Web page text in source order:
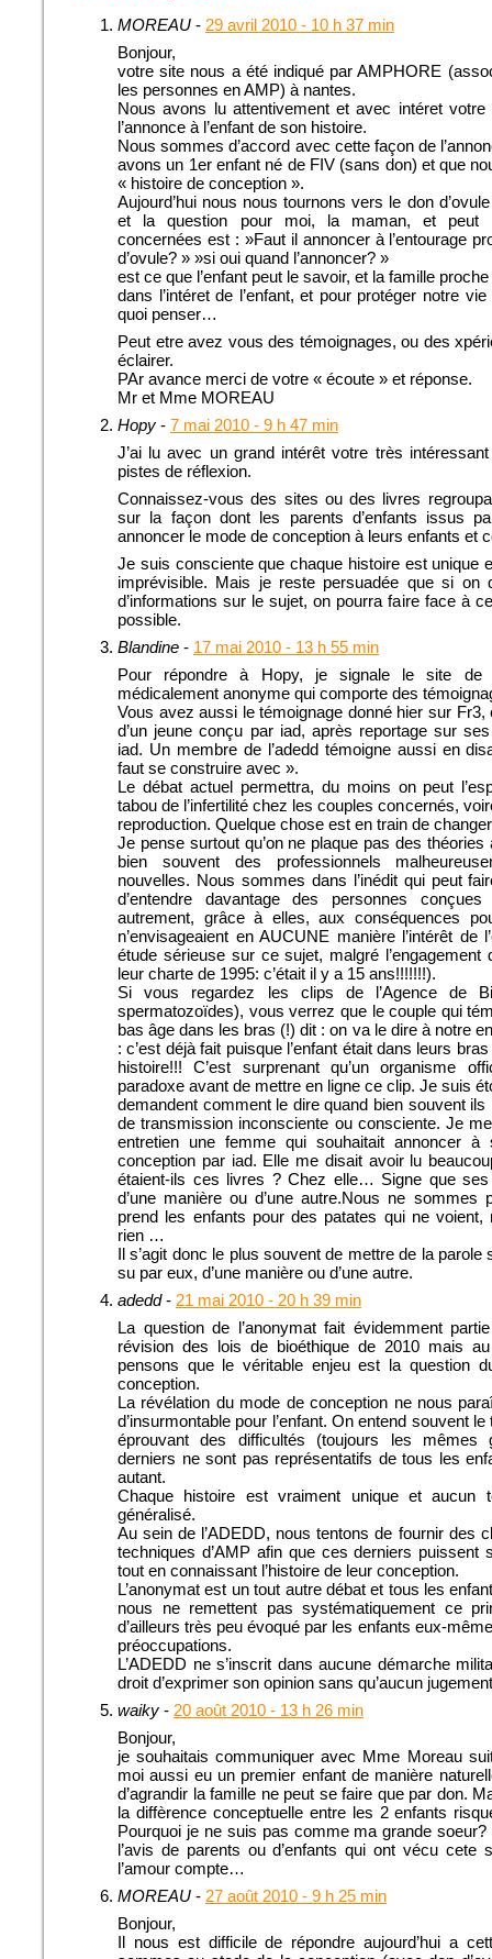
MOREAU - 29 avril 2010 - 10 h 37 min
Bonjour,
votre site nous a été indiqué par AMPHORE
les personnes en AMP) à nantes.
Nous avons lu attentivement et avec intéret
l’annonce à l’enfant de son histoire.
Nous sommes d’accord avec cette façon de
avons un 1er enfant né de FIV (sans don) et que
« histoire de conception ».
Aujourd’hui nous nous tournons vers le don
et la question pour moi, la maman, et peut
concernées est : »Faut il annoncer à l’entourage
d’ovule? » »si oui quand l’annoncer? »
est ce que l’enfant peut le savoir, et la famille
dans l’intéret de l’enfant, et pour protéger notre
quoi penser…
Peut etre avez vous des témoignages, ou des
éclairer.
PAr avance merci de votre « écoute » et réponse.
Mr et Mme MOREAU
Hopy - 7 mai 2010 - 9 h 47 min
J’ai lu avec un grand intérêt votre très
pistes de réflexion.
Connaissez-vous des sites ou des livres
sur la façon dont les parents d’enfants issus
annoncer le mode de conception à leurs enfants et
Je suis consciente que chaque histoire est unique
imprévisible. Mais je reste persuadée que si on
d’informations sur le sujet, on pourra faire face à
possible.
Blandine - 17 mai 2010 - 13 h 55 min
Pour répondre à Hopy, je signale le site de
médicalement anonyme qui comporte des
Vous avez aussi le témoignage donné hier sur
d’un jeune conçu par iad, après reportage sur
iad. Un membre de l’adedd témoigne aussi en
faut se construire avec ».
Le débat actuel permettra, du moins on peut
tabou de l’infertilité chez les couples concernés,
reproduction. Quelque chose est en train de
Je pense surtout qu’on ne plaque pas des
bien souvent des professionnels
nouvelles. Nous sommes dans l’inédit qui peut
d’entendre davantage des personnes
autrement, grâce à elles, aux conséquences
n’envisageaient en AUCUNE manière l’intérêt de
étude sérieuse sur ce sujet, malgré
leur charte de 1995: c’était il y a 15 ans!!!!!!!).
Si vous regardez les clips de l’Agence de
spermatozoïdes), vous verrez que le couple qui
bas âge dans les bras (!) dit : on va le dire à notre
: c’est déjà fait puisque l’enfant était dans leurs
histoire!!! C’est surprenant qu’un organisme
paradoxe avant de mettre en ligne ce clip. Je suis
demandent comment le dire quand bien souvent ils
de transmission inconsciente ou consciente. Je
entretien une femme qui souhaitait annoncer à
conception par iad. Elle me disait avoir lu
étaient-ils ces livres ? Chez elle… Signe que
d’une manière ou d’une autre.Nous ne
prend les enfants pour des patates qui ne voient,
rien …
Il s’agit donc le plus souvent de mettre de la parole
su par eux, d’une manière ou d’une autre.
adedd- 21 mai 2010 - 20 h 39 min
La question de l’anonymat fait évidemment
révision des lois de bioéthique de 2010 mais
pensons que le véritable enjeu est la question
conception.
La révélation du mode de conception ne nous
d’insurmontable pour l’enfant. On entend souvent
éprouvant des difficultés (toujours les mêmes
derniers ne sont pas représentatifs de tous les
autant.
Chaque histoire est vraiment unique et aucun
généralisé.
Au sein de l’ADEDD, nous tentons de fournir des
techniques d’AMP afin que ces derniers puissent
tout en connaissant l’histoire de leur conception.
L’anonymat est un tout autre débat et tous les
nous ne remettent pas systématiquement ce
d’ailleurs très peu évoqué par les enfants eux-
préoccupations.
L’ADEDD ne s’inscrit dans aucune démarche
droit d’exprimer son opinion sans qu’aucun
waiky - 20 août 2010 - 13 h 26 min
Bonjour,
je souhaitais communiquer avec Mme Moreau
moi aussi eu un premier enfant de manière
d’agrandir la famille ne peut se faire que par don.
la diffèrence conceptuelle entre les 2 enfants
Pourquoi je ne suis pas comme ma grande soeur?
l’avis de parents ou d’enfants qui ont vécu cete
l’amour compte…
MOREAU - 27 août 2010 - 9 h 25 min
Bonjour,
Il nous est difficile de répondre aujourd’hui a